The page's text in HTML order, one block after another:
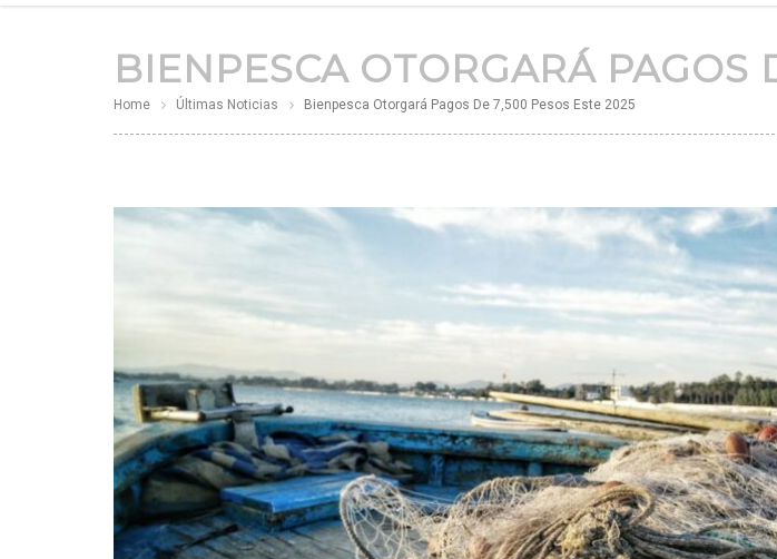
BIENPESCA OTORGARÁ PAGOS
Home Últimas Noticias Bienpesca Otorgará Pagos De 7,500 Pesos Este 2025